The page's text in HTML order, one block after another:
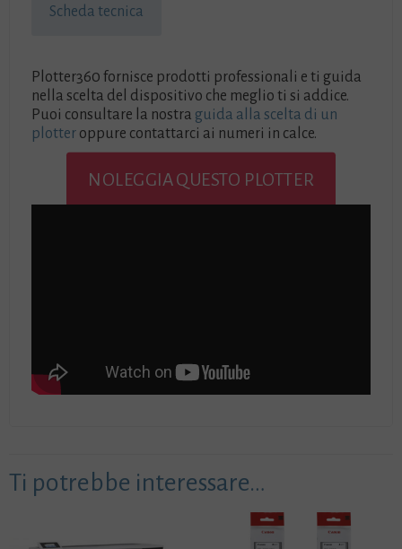
Scheda tecnica
Plotter360 fornisce prodotti professionali e ti guida
nella scelta del dispositivo che meglio ti si addice.
Puoi consultare la nostra guida alla scelta di un
plotteroppure contattarci ai numeri in calce.
NOLEGGIA QUESTO PLOTTER
Ti potrebbe interessare…